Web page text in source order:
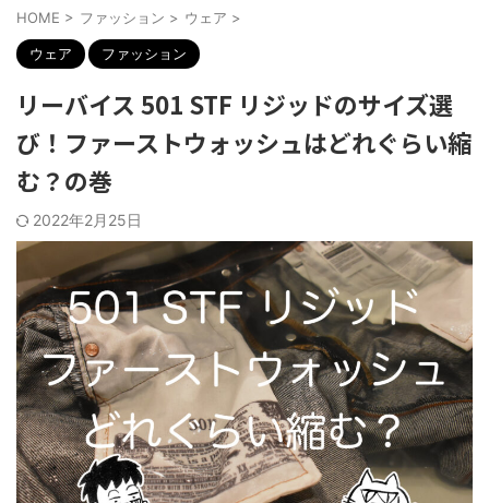
HOME > ファッション > ウェア >
ウェア ファッション
リーバイス 501 STF リジッドのサイズ選
び！ファーストウォッシュはどれぐらい縮
む？の巻
2022年2月25日